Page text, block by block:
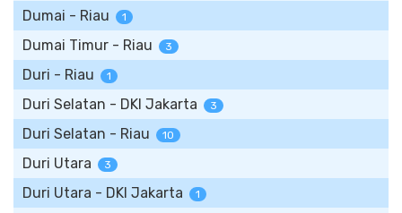
Dumai - Riau 1
Dumai Timur - Riau 3
Duri - Riau 1
Duri Selatan - DKI Jakarta 3
Duri Selatan - Riau 10
Duri Utara 3
Duri Utara - DKI Jakarta 1